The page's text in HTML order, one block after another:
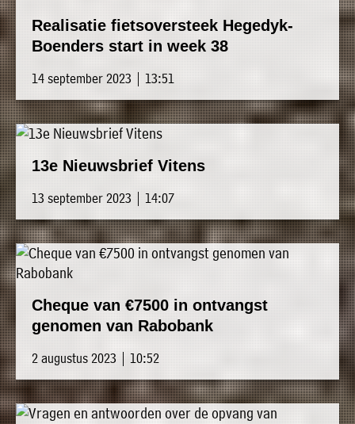
Realisatie fietsoversteek Hegedyk-
Boenders start in week 38
14 september 2023 | 13:51
13e Nieuwsbrief Vitens
13 september 2023 | 14:07
Cheque van €7500 in ontvangst
genomen van Rabobank
2 augustus 2023 | 10:52